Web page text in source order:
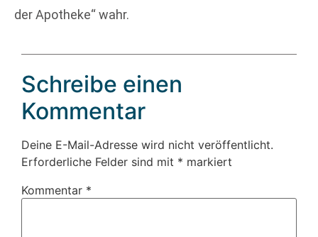
der Apotheke“ wahr.
Schreibe einen
Kommentar
Deine E-Mail-Adresse wird nicht veröffentlicht.
Erforderliche Felder sind mit * markiert
Kommentar *